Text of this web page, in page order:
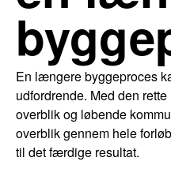
En længere byggeproces
udfordrende. Med den
overblik og løbende
overblik gennem hele
til det færdige resultat.